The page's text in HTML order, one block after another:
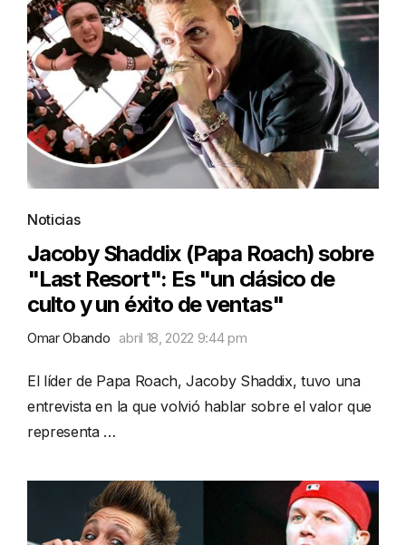
Noticias
Jacoby Shaddix (Papa Roach) sobre
"Last Resort": Es "un clásico de
culto y un éxito de ventas"
Omar Obando abril 18, 2022 9:44 pm
El líder de Papa Roach, Jacoby Shaddix, tuvo una
entrevista en la que volvió hablar sobre el valor que
representa …